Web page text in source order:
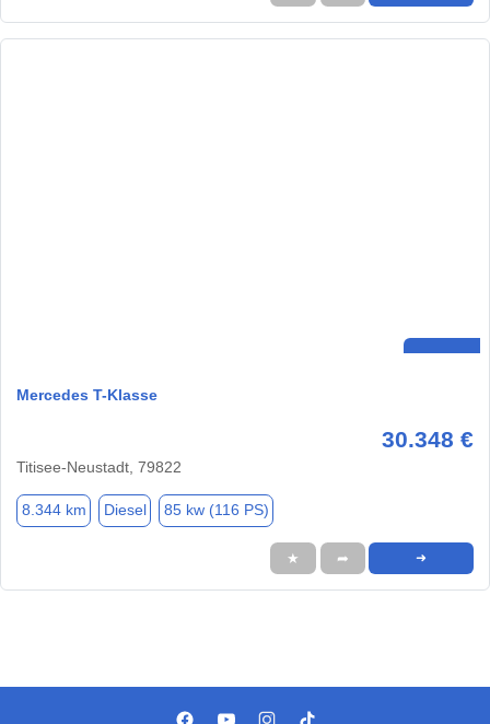
Mercedes T-Klasse
30.348 €
Titisee-Neustadt, 79822
8.344 km Diesel 85 kw (116 PS)
★ ➦ ➜